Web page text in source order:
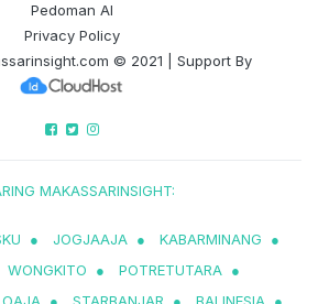
Pedoman AI
Privacy Policy
© 2021 | Support By
MAKASSARINSIGHT:
● JOGJAAJA ● KABARMINANG
●
WONGKITO ● POTRETUTARA ●